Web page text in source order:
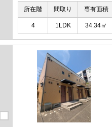
所在階 間取り 専有面積
4 1LDK 34.34㎡